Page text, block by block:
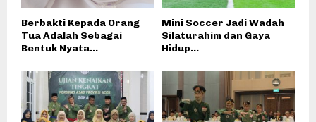
Berbakti Kepada Orang
Tua Adalah Sebagai
Bentuk Nyata...
Mini Soccer Jadi Wadah
Silaturahim dan Gaya
Hidup...